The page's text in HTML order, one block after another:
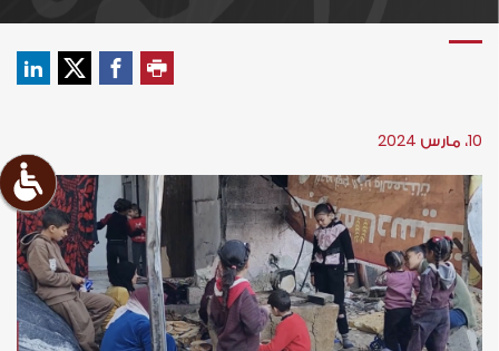
10، مارس 2024